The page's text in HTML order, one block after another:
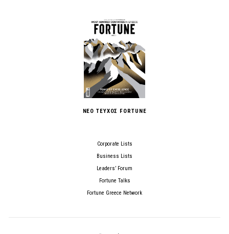
ΝΕΟ ΤΕΥΧΟΣ FORTUNE
Corporate Lists
Business Lists
Leaders’ Forum
Fortune Talks
Fortune Greece Network